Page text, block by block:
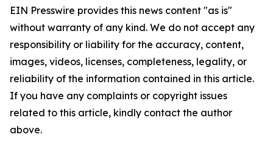
EIN Presswire provides this news content "as is"
without warranty of any kind. We do not accept any
responsibility or liability for the accuracy, content,
images, videos, licenses, completeness, legality, or
reliability of the information contained in this article.
If you have any complaints or copyright issues
related to this article, kindly contact the author
above.